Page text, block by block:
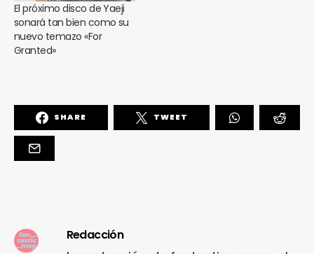
El próximo disco de Yaeji
sonará tan bien como su
nuevo temazo «For
Granted»
SHARE TWEET
Redacción